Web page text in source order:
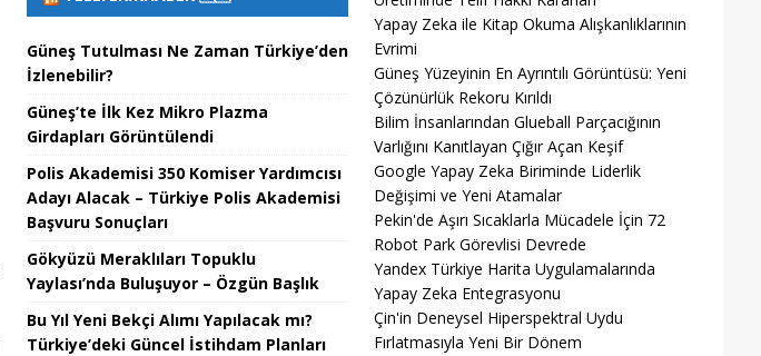
Güneş Tutulması Ne Zaman Türkiye’den
İzlenebilir?
Güneş’te İlk Kez Mikro Plazma
Girdapları Görüntülendi
Polis Akademisi 350 Komiser Yardımcısı
Adayı Alacak – Türkiye Polis Akademisi
Başvuru Sonuçları
Gökyüzü Meraklıları Topuklu
Yaylası’nda Buluşuyor – Özgün Başlık
Bu Yıl Yeni Bekçi Alımı Yapılacak mı?
Türkiye’deki Güncel İstihdam Planları
Yapay Zeka ile Kitap Okuma Alışkanlıklarının
Evrimi
Güneş Yüzeyinin En Ayrıntılı Görüntüsü: Yeni
Çözünürlük Rekoru Kırıldı
Bilim İnsanlarından Glueball Parçacığının
Varlığını Kanıtlayan Çığır Açan Keşif
Google Yapay Zeka Biriminde Liderlik
Değişimi ve Yeni Atamalar
Pekin'de Aşırı Sıcaklarla Mücadele İçin 72
Robot Park Görevlisi Devrede
Yandex Türkiye Harita Uygulamalarında
Yapay Zeka Entegrasyonu
Çin'in Deneysel Hiperspektral Uydu
Fırlatmasıyla Yeni Bir Dönem